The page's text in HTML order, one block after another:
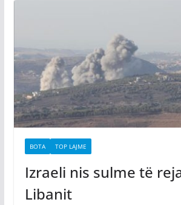
BOTA TOP LAJME
Izraeli nis sulme të
Libanit